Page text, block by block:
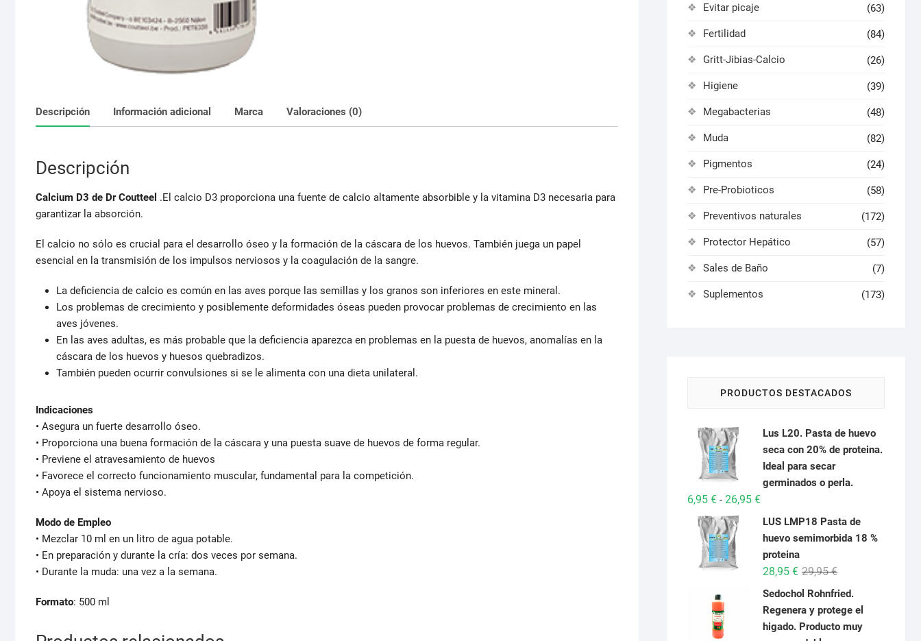
Descripción Información adicional Marca Valoraciones (0)
Descripción
Calcium D3 de Dr Coutteel .El calcio D3 proporciona una fuente de calcio altamente absorbible y la vitamina D3 necesaria para
garantizar la absorción.
El calcio no sólo es crucial para el desarrollo óseo y la formación de la cáscara de los huevos. También juega un papel
esencial en la transmisión de los impulsos nerviosos y la coagulación de la sangre.
La deficiencia de calcio es común en las aves porque las semillas y los granos son inferiores en este mineral.
Los problemas de crecimiento y posiblemente deformidades óseas pueden provocar problemas de crecimiento en las
aves jóvenes.
En las aves adultas, es más probable que la deficiencia aparezca en problemas en la puesta de huevos, anomalías en la
cáscara de los huevos y huesos quebradizos.
También pueden ocurrir convulsiones si se le alimenta con una dieta unilateral.
Indicaciones
• Asegura un fuerte desarrollo óseo.
• Proporciona una buena formación de la cáscara y una puesta suave de huevos de forma regular.
• Previene el atravesamiento de huevos
• Favorece el correcto funcionamiento muscular, fundamental para la competición.
• Apoya el sistema nervioso.
Modo de Empleo
• Mezclar 10 ml en un litro de agua potable.
• En preparación y durante la cría: dos veces por semana.
• Durante la muda: una vez a la semana.
Formato: 500 ml
Evitar picaje (63)
Fertilidad (84)
Gritt-Jibias-Calcio (26)
Higiene (39)
Megabacterias (48)
Muda (82)
Pigmentos (24)
Pre-Probioticos (58)
Preventivos naturales (172)
Protector Hepático (57)
Sales de Baño (7)
Suplementos (173)
PRODUCTOS DESTACADOS
Lus L20. Pasta de huevo
seca con 20% de proteina.
Ideal para secar
germinados o perla.
6,95 € - 26,95 €Rango
de
precios:
desde
6,95 €
hasta
26,95 €
LUS LMP18 Pasta de
huevo semimorbida 18 %
proteina
29,95€El
precio
original
era:
29,95 €.
28,95 €
El
precio
actual
es:
28,95 €.
Sedochol Rohnfried.
Regenera y protege el
higado. Producto muy